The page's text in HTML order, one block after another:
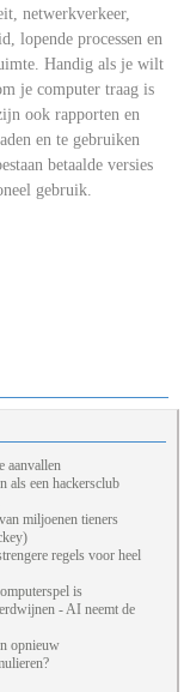
netwerkverkeer,
lopende processen en
Handig als je wilt
je computer traag is
ook rapporten en
en te gebruiken
betaalde versies
gebruik.
aanvallen
als een hackersclub
miljoenen tieners
regels voor heel
is
- AI neemt de
opnieuw